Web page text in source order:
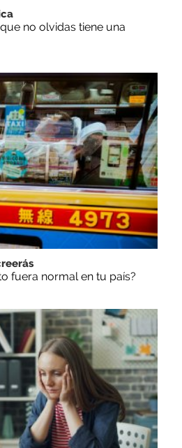
no olvidas tiene una
fuera normal en tu país?